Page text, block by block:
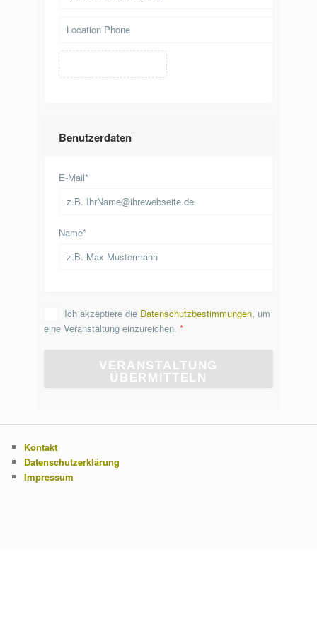
Benutzerdaten
E-Mail*
Name*
Ich akzeptiere die Datenschutzbestimmungen, um
eine Veranstaltung einzureichen.*
VERANSTALTUNG
ÜBERMITTELN
Kontakt
Datenschutzerklärung
Impressum